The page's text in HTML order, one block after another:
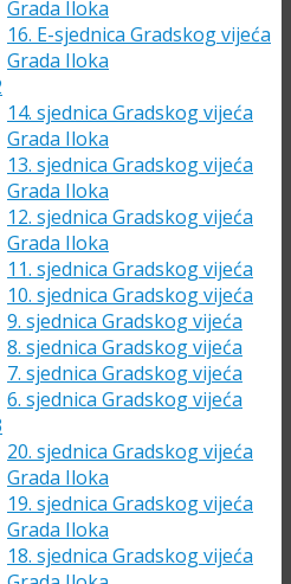
Grada Iloka
16. E-sjednica Gradskog vijeća
Grada Iloka
14. sjednica Gradskog vijeća
Grada Iloka
13. sjednica Gradskog vijeća
Grada Iloka
12. sjednica Gradskog vijeća
Grada Iloka
11. sjednica Gradskog vijeća
10. sjednica Gradskog vijeća
9. sjednica Gradskog vijeća
8. sjednica Gradskog vijeća
7. sjednica Gradskog vijeća
6. sjednica Gradskog vijeća
20. sjednica Gradskog vijeća
Grada Iloka
19. sjednica Gradskog vijeća
Grada Iloka
18. sjednica Gradskog vijeća